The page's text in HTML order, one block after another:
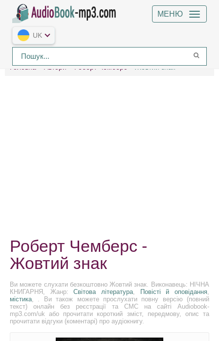
МЕНЮ
UK
Головна Автори Роберт Чемберс Жовтий знак
Роберт Чемберс -
Жовтий знак
Ви можете слухати безкоштовно Жовтий знак. Виконавець: НІЧНА
КНИГАРНЯ, Жанр:Світова література, Повісті й оповідання,
містика, . Ви також можете прослухати повну версію (повний
текст) онлайн без реєстрації та СМС на сайті Audiobook-
mp3.com/uk або прочитати короткий зміст, передмову, опис та
прочитати відгуки (коментарі) про аудіокнигу.